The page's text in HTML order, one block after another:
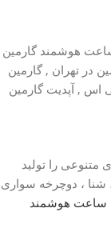
هوشمند گارمین
در تهران , گارمین
, آپدیت گارمین
را تولید
شنا ، دوچرخه سواری
ساعت هوشمند